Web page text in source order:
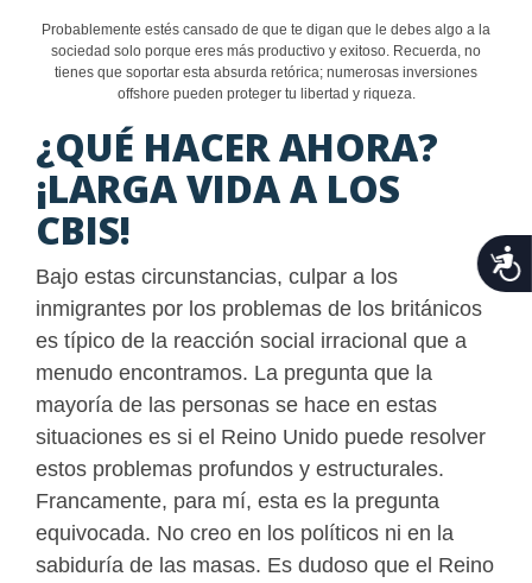
Probablemente estés cansado de que te digan que le debes algo a la
sociedad solo porque eres más productivo y exitoso. Recuerda, no
tienes que soportar esta absurda retórica; numerosas inversiones
offshore pueden proteger tu libertad y riqueza.
¿QUÉ HACER AHORA?
¡LARGA VIDA A LOS
CBIS!
Bajo estas circunstancias, culpar a los
inmigrantes por los problemas de los británicos
es típico de la reacción social irracional que a
menudo encontramos. La pregunta que la
mayoría de las personas se hace en estas
situaciones es si el Reino Unido puede resolver
estos problemas profundos y estructurales.
Francamente, para mí, esta es la pregunta
equivocada. No creo en los políticos ni en la
sabiduría de las masas. Es dudoso que el Reino